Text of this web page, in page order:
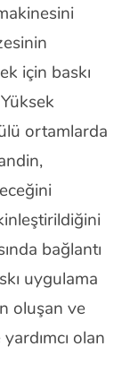
için baskı
ortamlarda
bağlantı
uygulama
oluşan ve
olan